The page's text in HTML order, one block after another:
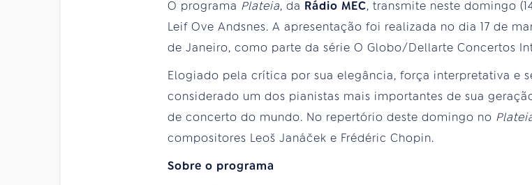
O programa Plateia, da Rádio MEC, transmite neste domingo
Leif Ove Andsnes. A apresentação foi realizada no dia 17 de
de Janeiro, como parte da série O Globo/Dellarte Concertos
Elogiado pela crítica por sua elegância, força interpretativa e
considerado um dos pianistas mais importantes de sua
de concerto do mundo. No repertório deste domingo no
compositores Leoš Janáček e Frédéric Chopin.
Sobre o programa